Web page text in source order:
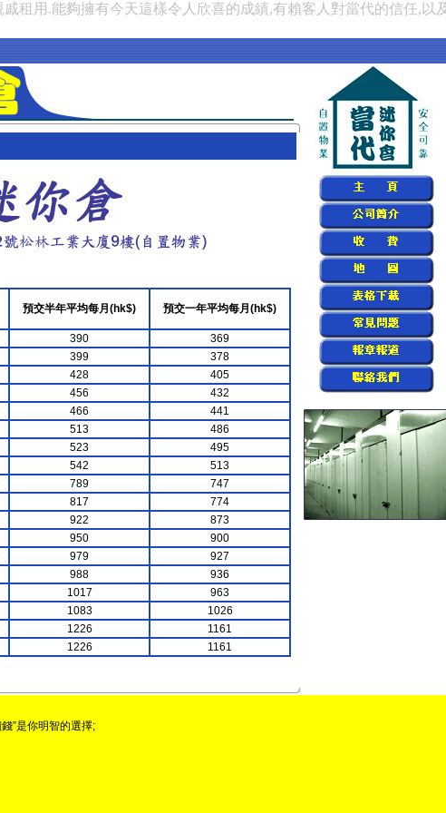
租用.能夠擁有今天這樣令人欣喜的成績,有賴客人對當代的信任,以
預交半年平均每月(hk$) 預交一年平均每月(hk$)
390
369
399
378
428
405
456
432
466
441
513
486
523
495
542
513
789
747
817
774
922
873
950
900
979
927
988
936
1017
963
1083
1026
1226
1161
1226 1161
”是你明智的選擇;